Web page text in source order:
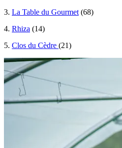
3. La Table du Gourmet (68)
4. Rhiza (14)
5. Clos du Cèdre (21)